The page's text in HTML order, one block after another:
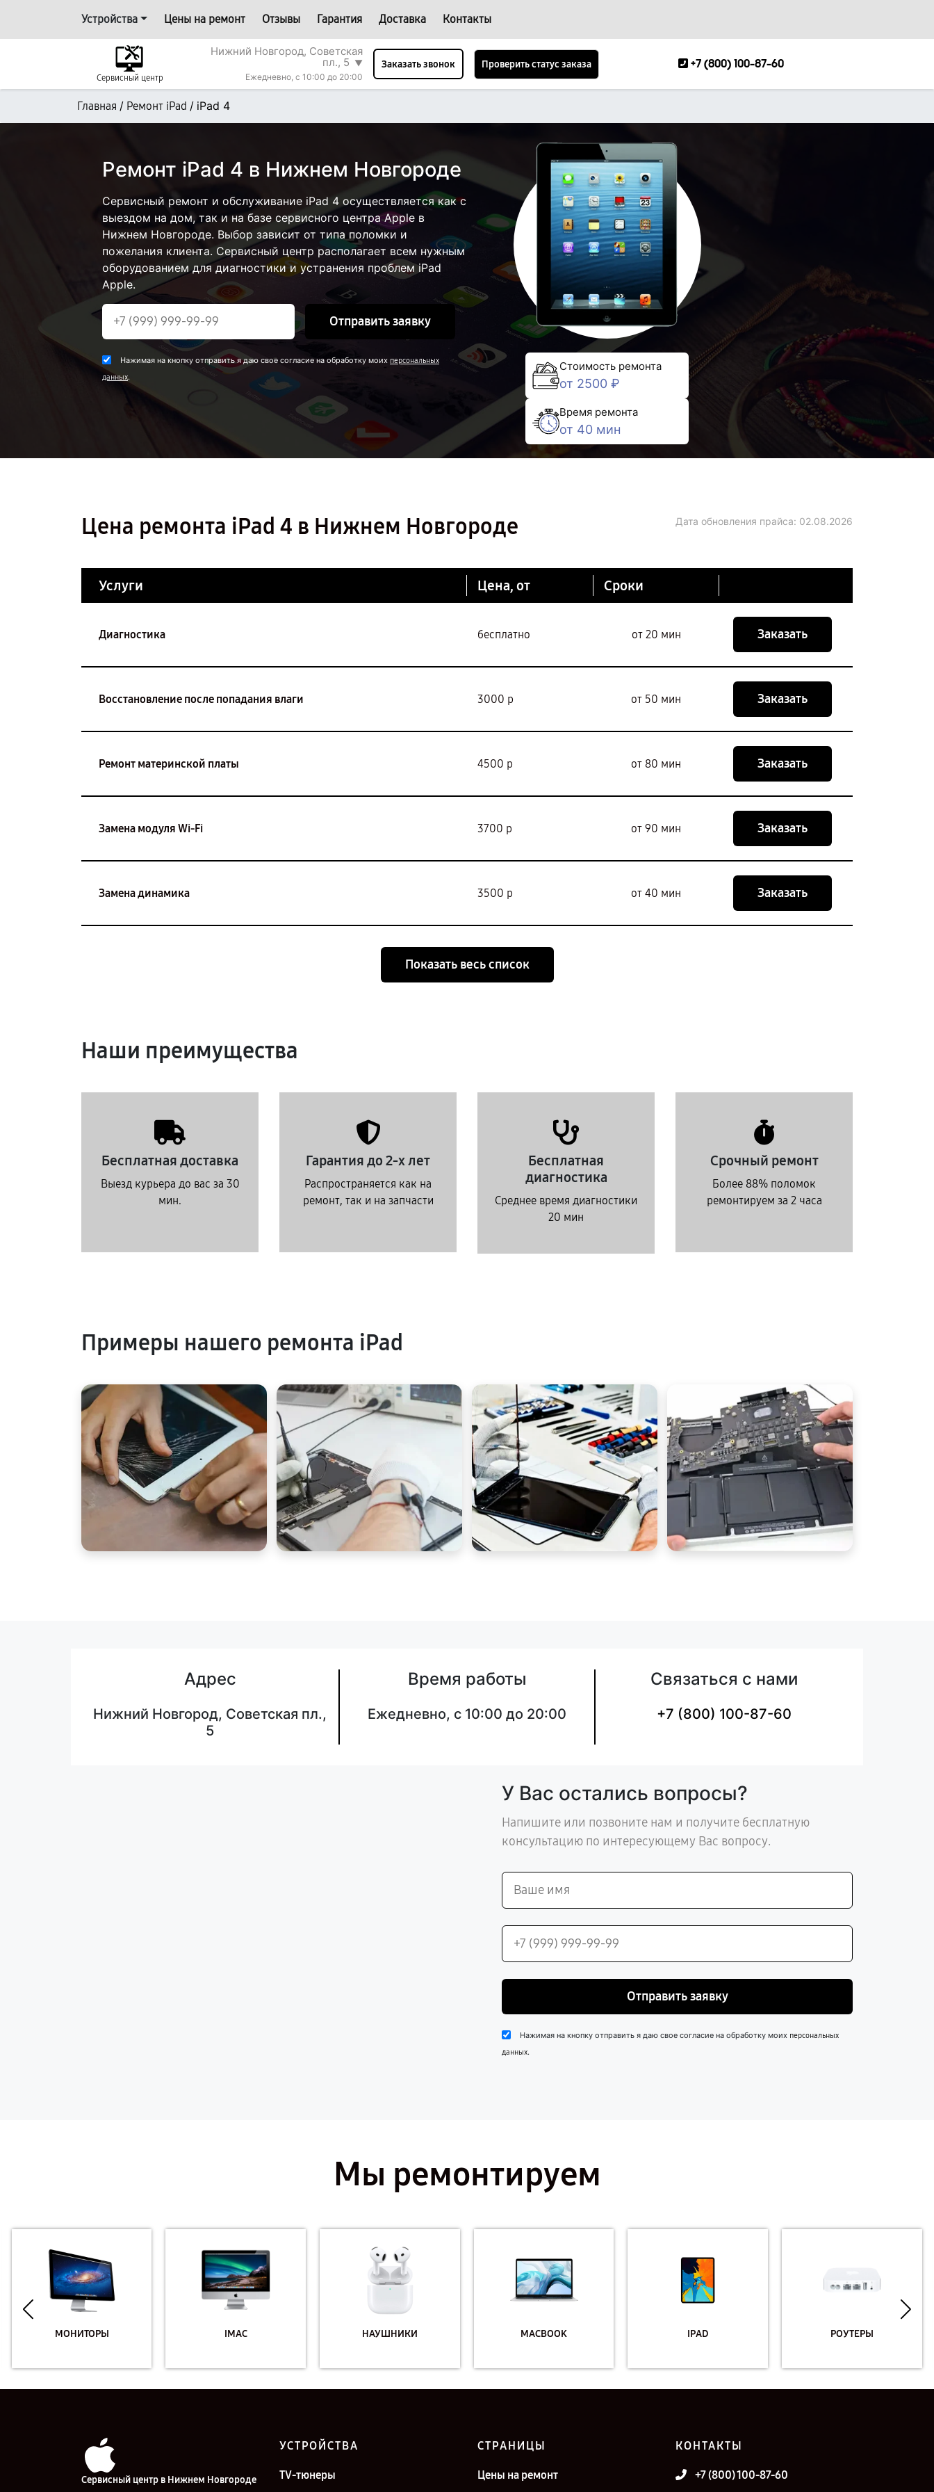
Устройства Цены на ремонт Отзывы Гарантия Доставка Контакты
Сервисный центр
Нижний Новгород, Советская
пл., 5 ▼
Ежедневно, с 10:00 до 20:00
Заказать звонок Проверить статус заказа +7 (800) 100-87-60
Главная / Ремонт iPad / iPad 4
Ремонт iPad 4 в Нижнем Новгороде
Сервисный ремонт и обслуживание iPad 4 осуществляется как с
выездом на дом, так и на базе сервисного центра Apple в
Нижнем Новгороде. Выбор зависит от типа поломки и
пожелания клиента. Сервисный центр располагает всем нужным
оборудованием для диагностики и устранения проблем iPad
Apple.
Отправить заявку
Нажимая на кнопку отправить я даю свое согласие на обработку моих персональных
данных.
Стоимость ремонта
от 2500 ₽
Время ремонта
от 40 мин
Цена ремонта iPad 4 в Нижнем Новгороде Дата обновления прайса: 02.08.2026
Услуги Цена, от Сроки
Диагностика бесплатно от 20 мин Заказать
Восстановление после попадания влаги 3000 р от 50 мин Заказать
Ремонт материнской платы 4500 р от 80 мин Заказать
Замена модуля Wi-Fi 3700 р от 90 мин Заказать
Замена динамика 3500 р от 40 мин Заказать
Показать весь список
Наши преимущества
Бесплатная доставка
Выезд курьера до вас за 30
мин.
Гарантия до 2-х лет
Распространяется как на
ремонт, так и на запчасти
Бесплатная
диагностика
Среднее время диагностики
20 мин
Срочный ремонт
Более 88% поломок
ремонтируем за 2 часа
Примеры нашего ремонта iPad
Адрес
Нижний Новгород, Советская пл.,
5
Время работы
Ежедневно, с 10:00 до 20:00
Связаться с нами
+7 (800) 100-87-60
У Вас остались вопросы?
Напишите или позвоните нам и получите бесплатную
консультацию по интересующему Вас вопросу.
Отправить заявку
Нажимая на кнопку отправить я даю свое согласие на обработку моих персональных
данных.
Мы ремонтируем
МОНИТОРЫ IMAC НАУШНИКИ MACBOOK IPAD РОУТЕРЫ
Сервисный центр в Нижнем Новгороде
УСТРОЙСТВА
TV-тюнеры
СТРАНИЦЫ
Цены на ремонт
КОНТАКТЫ
+7 (800) 100-87-60